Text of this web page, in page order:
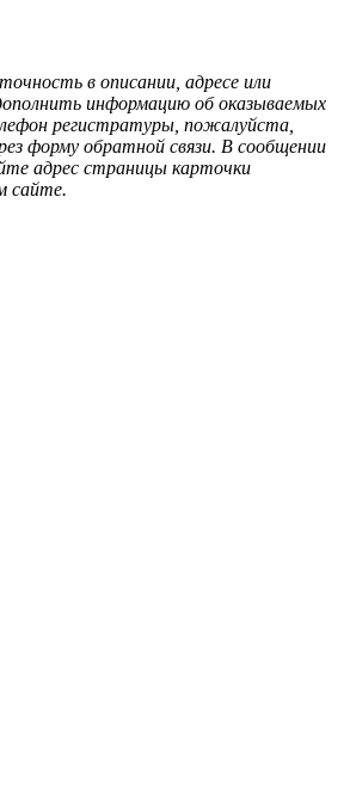
в описании, адресе или
информацию об оказываемых
регистратуры, пожалуйста,
форму обратной связи. В сообщении
адрес страницы карточки
сайте.